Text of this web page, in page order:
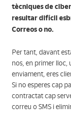
tècniques de
resultar difícil
Correos o no.
Per tant, davant
nos, en primer lloc,
enviament, eres
Si no esperes cap
contractat cap
correu o SMS i